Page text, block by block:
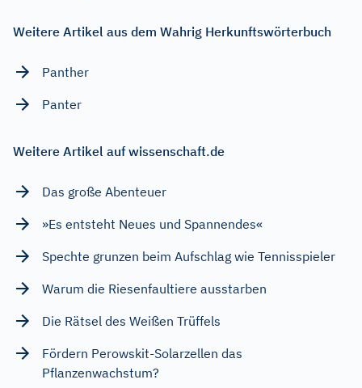
Weitere Artikel aus dem Wahrig Herkunftswörterbuch
Panther
Panter
Weitere Artikel auf wissenschaft.de
Das große Abenteuer
»Es entsteht Neues und Spannendes«
Spechte grunzen beim Aufschlag wie Tennisspieler
Warum die Riesenfaultiere ausstarben
Die Rätsel des Weißen Trüffels
Fördern Perowskit-Solarzellen das
Pflanzenwachstum?